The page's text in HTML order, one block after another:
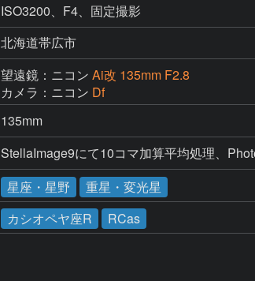
ISO3200、F4、固定撮影
北海道帯広市
望遠鏡：ニコン Ai改 135mm F2.8
カメラ：ニコン Df
135mm
StellaImage9にて10コマ加算平均処理、
星座・星野
重星・変光星
カシオペヤ座R RCas